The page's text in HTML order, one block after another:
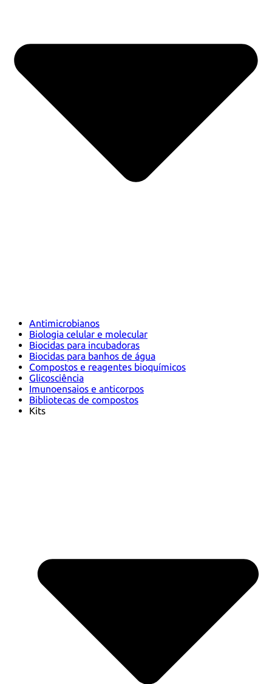
Antimicrobianos
Biologia celular e molecular
Biocidas para incubadoras
Biocidas para banhos de água
Compostos e reagentes bioquímicos
Glicosciência
Imunoensaios e anticorpos
Bibliotecas de compostos
Kits